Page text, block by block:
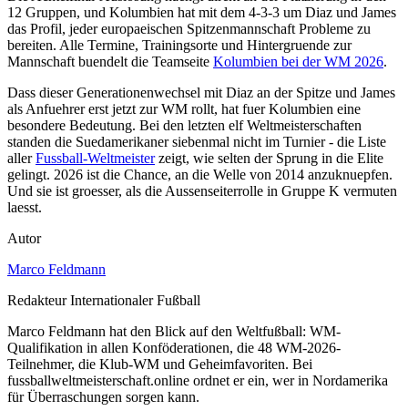
12 Gruppen, und Kolumbien hat mit dem 4-3-3 um Diaz und James
das Profil, jeder europaeischen Spitzenmannschaft Probleme zu
bereiten. Alle Termine, Trainingsorte und Hintergruende zur
Mannschaft buendelt die Teamseite Kolumbien bei der WM 2026.
Dass dieser Generationenwechsel mit Diaz an der Spitze und James
als Anfuehrer erst jetzt zur WM rollt, hat fuer Kolumbien eine
besondere Bedeutung. Bei den letzten elf Weltmeisterschaften
standen die Suedamerikaner siebenmal nicht im Turnier - die Liste
allerFussball-Weltmeisterzeigt, wie selten der Sprung in die Elite
gelingt. 2026 ist die Chance, an die Welle von 2014 anzuknuepfen.
Und sie ist groesser, als die Aussenseiterrolle in Gruppe K vermuten
laesst.
Autor
Marco Feldmann
Redakteur Internationaler Fußball
Marco Feldmann hat den Blick auf den Weltfußball: WM-
Qualifikation in allen Konföderationen, die 48 WM-2026-
Teilnehmer, die Klub-WM und Geheimfavoriten. Bei
fussballweltmeisterschaft.online ordnet er ein, wer in Nordamerika
für Überraschungen sorgen kann.